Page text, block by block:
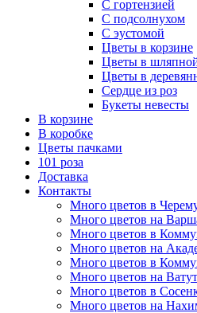
С гортензией
С подсолнухом
С эустомой
Цветы в корзине
Цветы в
Цветы в
Сердце из роз
Букеты невесты
В корзине
В коробке
Цветы пачками
101 роза
Доставка
Контакты
Много цветов в
Много цветов на
Много цветов в
Много цветов на
Много цветов в
Много цветов на
Много цветов в
Много цветов на